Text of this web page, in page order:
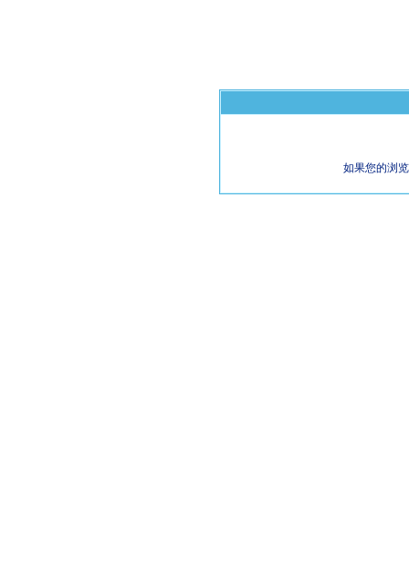
如果您的浏